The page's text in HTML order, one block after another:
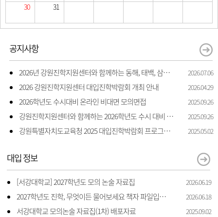
30 31
공지사항
2026년 강원진학지원센터와 함께하는 동해, 태백, 삼척 지역 진학 상담 상담 안내 2026.07.06
2026 강원진학지원센터 대입진학박람회 개최 안내 2026.04.29
2026학년도 수시대비 온라인 비대면 모의면접 2025.09.26
강원진학지원센터와 함께하는 2026학년도 수시 대비 모의면접 지원 2025.09.26
강원특별자치도교육청 2025 대입진학박람회 프로그램 일정 및 신청 안내 2025.05.02
대입 정보
[서강대학교] 2027학년도 모의 논술 자료집 2026.06.19
2027학년도 진학, 무엇이든 물어보세요 책자 파일입니다. 2026.06.18
서강대학교 모의논술 자료집(1차) 배포자료 2025.09.02